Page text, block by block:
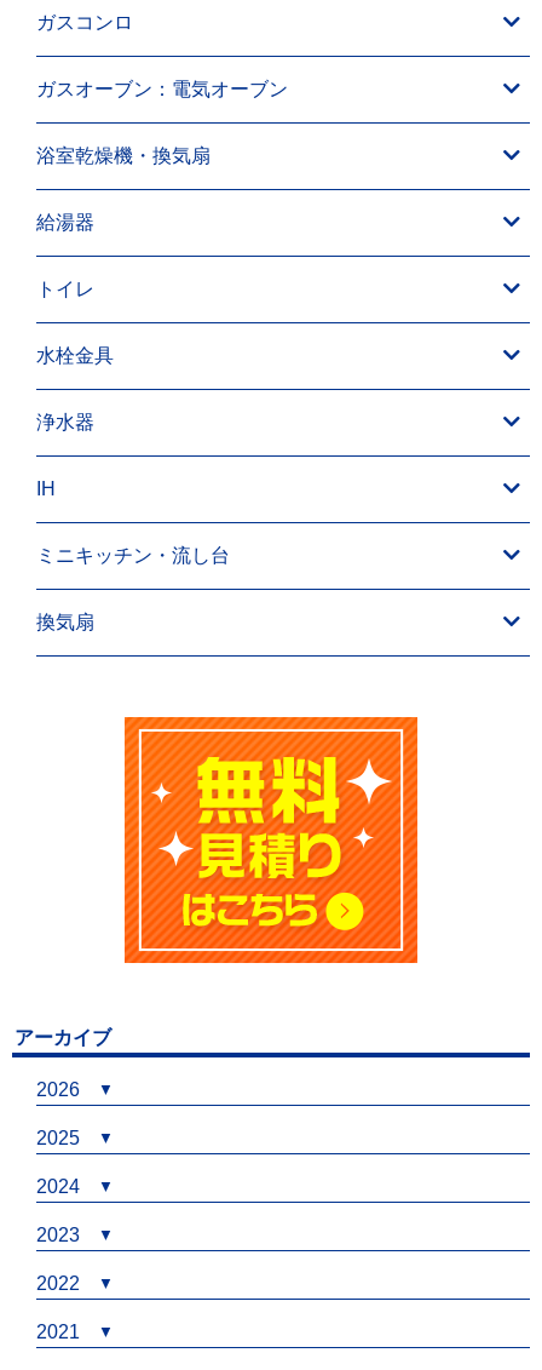
ガスコンロ
ガスオーブン：電気オーブン
浴室乾燥機・換気扇
給湯器
トイレ
水栓金具
浄水器
IH
ミニキッチン・流し台
換気扇
アーカイブ
2026
2025
2024
2023
2022
2021